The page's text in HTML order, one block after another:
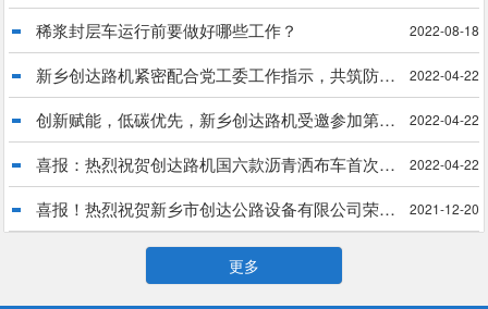
稀浆封层车运行前要做好哪些工作？ 2022-08-18
新乡创达路机紧密配合党工委工作指示，共筑防疫长城 2022-04-22
创新赋能，低碳优先，新乡创达路机受邀参加第34届中国乳化沥青技术大会 2022-04-22
喜报：热烈祝贺创达路机国六款沥青洒布车首次出口菲律宾 2022-04-22
喜报！热烈祝贺新乡市创达公路设备有限公司荣获“国家科技型中小企业”殊荣 2021-12-20
更多